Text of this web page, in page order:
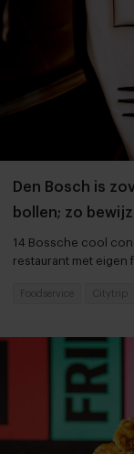
Den Bosch is
bollen; zo
14 Bossche cool
restaurant met eigen
Foodservice Citytrip